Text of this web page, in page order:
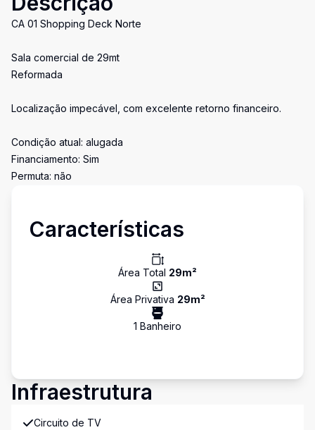
CA 01 Shopping Deck Norte
Sala comercial de 29mt
Reformada
Localização impecável, com excelente retorno financeiro.
Condição atual: alugada
Financiamento: Sim
Permuta: não
Características
Área Total 29m²
Área Privativa 29m²
1 Banheiro
Infraestrutura
Circuito de TV